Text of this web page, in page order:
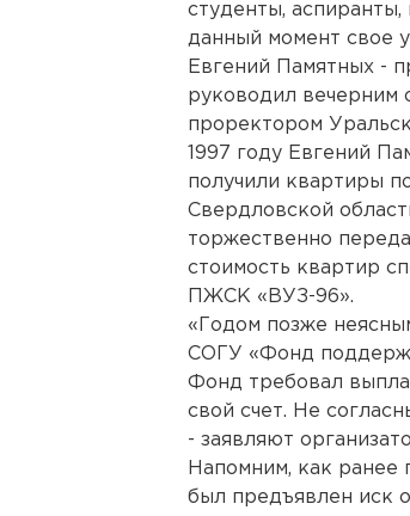
студенты,
данный момент свое
Евгений Памятных -
руководил вечерним
проректором
1997 году Евгений
получили квартиры
Свердловской
торжественно
стоимость квартир
ПЖСК «ВУЗ-96».
«Годом позже
СОГУ «Фонд
Фонд требовал
свой счет. Не
- заявляют
Напомним, как ранее
был предъявлен иск